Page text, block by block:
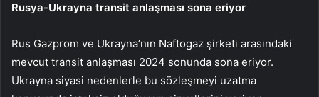
Rusya-Ukrayna transit anlaşması sona eriyor
Rus Gazprom ve Ukrayna’nın Naftogaz şirketi arasındaki
mevcut transit anlaşması 2024 sonunda sona eriyor.
Ukrayna siyasi nedenlerle bu sözleşmeyi uzatma